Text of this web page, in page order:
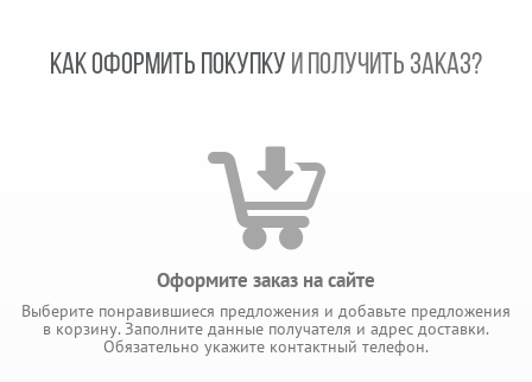
КАК ОФОРМИТЬ ПОКУПКУ И ПОЛУЧИТЬ ЗАКАЗ?
Оформите заказ на сайте
Выберите понравившиеся предложения и добавьте предложения
в корзину. Заполните данные получателя и адрес доставки.
Обязательно укажите контактный телефон.